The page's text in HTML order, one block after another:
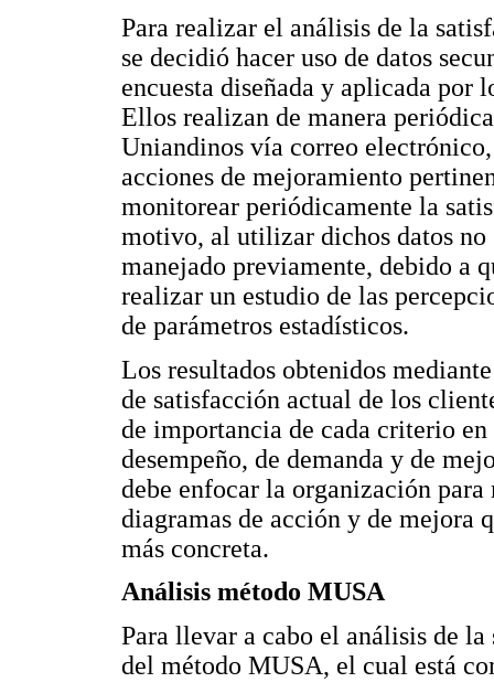
Para realizar el análisis de la
se decidió hacer uso de datos
encuesta diseñada y aplicada por
Ellos realizan de manera
Uniandinos vía correo
acciones de mejoramiento
monitorear periódicamente la
motivo, al utilizar dichos datos no
manejado previamente, debido a
realizar un estudio de las
de parámetros estadísticos.
Los resultados obtenidos
de satisfacción actual de los
de importancia de cada criterio
desempeño, de demanda y de
debe enfocar la organización
diagramas de acción y de mejora
más concreta.
Análisis método MUSA
Para llevar a cabo el análisis de la
del método MUSA, el cual está